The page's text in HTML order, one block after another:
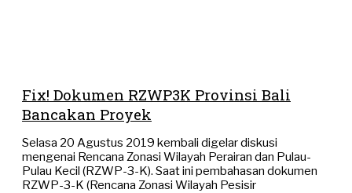
Fix! Dokumen RZWP3K Provinsi Bali
Bancakan Proyek
Selasa 20 Agustus 2019 kembali digelar diskusi
mengenai Rencana Zonasi Wilayah Perairan dan Pulau-
Pulau Kecil (RZWP-3-K). Saat ini pembahasan dokumen
RZWP-3-K (Rencana Zonasi Wilayah Pesisir